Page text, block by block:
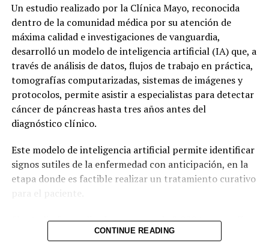
Un estudio realizado por la Clínica Mayo, reconocida
dentro de la comunidad médica por su atención de
máxima calidad e investigaciones de vanguardia,
desarrolló un modelo de inteligencia artificial (IA) que, a
través de análisis de datos, flujos de trabajo en práctica,
tomografías computarizadas, sistemas de imágenes y
protocolos, permite asistir a especialistas para detectar
cáncer de páncreas hasta tres años antes del
diagnóstico clínico.
Este modelo de inteligencia artificial permite identificar
signos sutiles de la enfermedad con anticipación, en la
etapa donde es factible realizar un tratamiento curativo
para el paciente.
El estudio fue realizado con cerca de 2,000 tomografías
computarizadas a través de la asistencia de IA, que
CONTINUE READING